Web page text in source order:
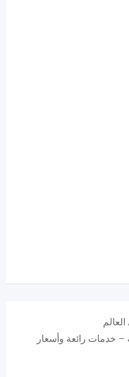
– خدمات رائعة وأسعار